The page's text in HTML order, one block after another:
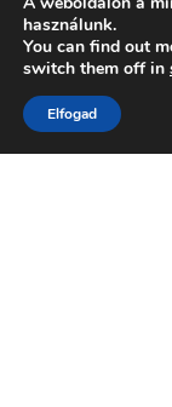
Ajánlatkészítés
konzultáció
használunk.
You can find out
switch them off in
Elfogad